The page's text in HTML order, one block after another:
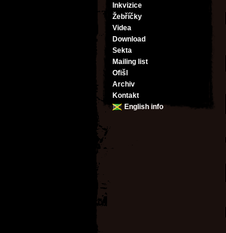
Inkvizice
Žebříčky
Videa
Download
Sekta
Mailing list
Ofišl
Archiv
Kontakt
English info